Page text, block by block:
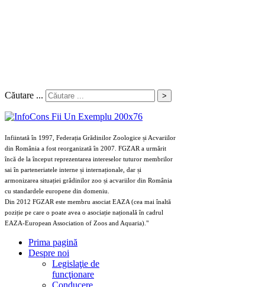
Căutare ... >
Infiintată în 1997, Federația Grădinilor Zoologice și Acvariilor
din România a fost reorganizată în 2007. FGZAR a urmărit
încă de la început reprezentarea intereselor tuturor membrilor
sai în parteneriatele interne și internaționale, dar și
armonizarea situației grădinilor zoo și acvariilor din România
cu standardele europene din domeniu.
Din 2012 FGZAR este membru asociat EAZA (cea mai înaltă
poziție pe care o poate avea o asociație națională în cadrul
EAZA-European Association of Zoos and Aquaria)."
Prima pagină
Despre noi
Legislaţie de
funcţionare
Conducere